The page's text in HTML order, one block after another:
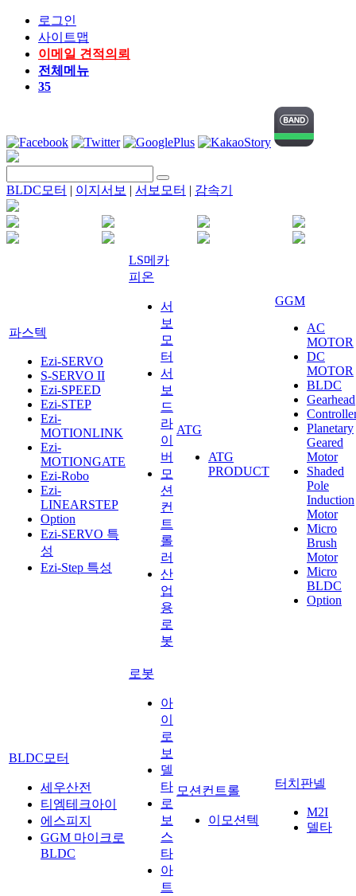
로그인
사이트맵
이메일 견적의뢰
전체메뉴
35
BLDC모터 | 이지서보 | 서보모터 | 감속기
파스텍
Ezi-SERVO
S-SERVO II
Ezi-SPEED
Ezi-STEP
Ezi-
MOTIONLINK
Ezi-
MOTIONGATE
Ezi-Robo
Ezi-
LINEARSTEP
Option
Ezi-SERVO 특
성
Ezi-Step 특성
LS메카
피온
서
보
모
터
서
보
드
라
이
버
모
션
컨
트
롤
러
산
업
용
로
봇
ATG
ATG
PRODUCT
GGM
AC
MOTOR
DC
MOTOR
BLDC
Gearhead
Planetary
Geared
Motor
Shaded
Pole
Induction
Motor
Micro
Brush
Motor
Micro
BLDC
Option
BLDC모터
세우산전
티엠테크아이
에스피지
GGM 마이크로
BLDC
로봇
아
이
로
보
델
타
로
보
스
타
아
트
모션컨트롤
이모션텍
터치판넬
M2I
델타